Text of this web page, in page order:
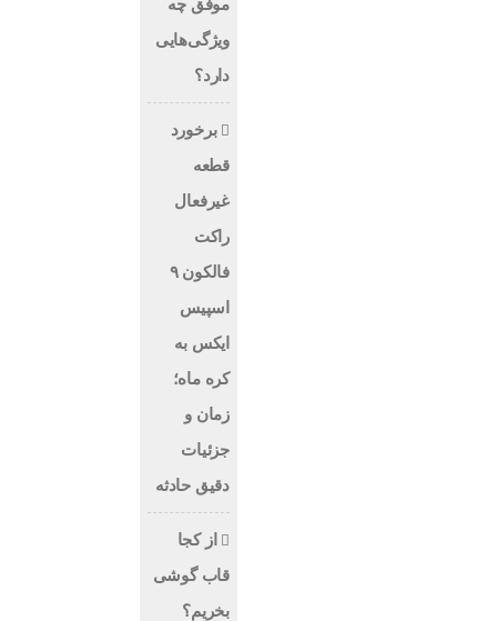
موفق چه
ویژگی‌هایی
دارد؟
برخورد
قطعه
غیرفعال
راکت
فالکون ۹
اسپیس
ایکس به
کره ماه؛
زمان و
جزئیات
دقیق حادثه
از کجا
قاب گوشی
بخریم؟